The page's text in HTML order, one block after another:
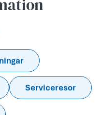
Serviceresor